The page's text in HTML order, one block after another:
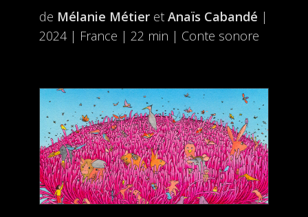
de Mélanie Métieret Anaïs Cabandé |
2024 | France | 22 min | Conte sonore